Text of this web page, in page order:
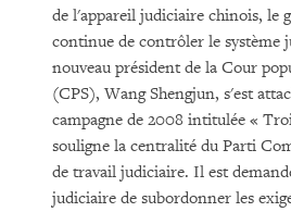
de l'appareil judiciaire chinois, le
continue de contrôler le système
nouveau président de la Cour
(CPS), Wang Shengjun, s'est
campagne de 2008 intitulée «
souligne la centralité du Parti
de travail judiciaire. Il est
judiciaire de subordonner les